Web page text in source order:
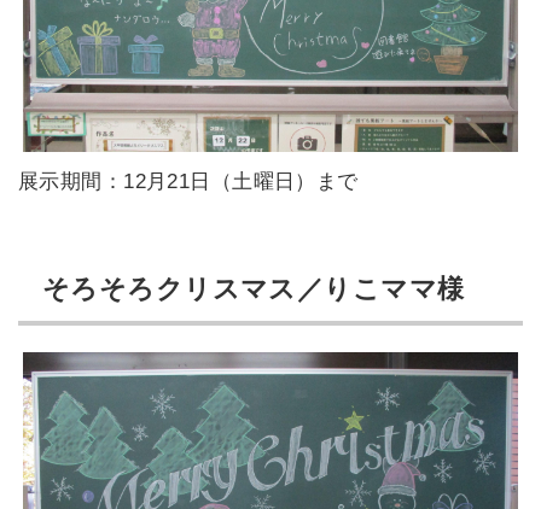
展示期間：12月21日（土曜日）まで
そろそろクリスマス／りこママ様